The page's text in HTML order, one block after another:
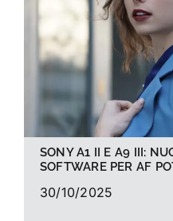
La foto del mese
Guide
Cerca
per:
SONY A1 II E A9 III:
SOFTWARE PER AF
30/10/2025